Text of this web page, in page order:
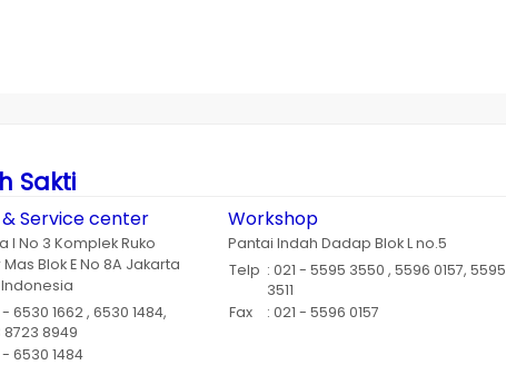
Sakti
Service center
I No 3 Komplek Ruko
Blok E No 8A Jakarta
- 6530 1662 , 6530 1484,
8723 8949
- 6530 1484
Workshop
Pantai Indah Dadap Blok L no.5
Telp : 021 - 5595 3550 , 5596 0157, 5595
3511
Fax
: 021 - 5596 0157